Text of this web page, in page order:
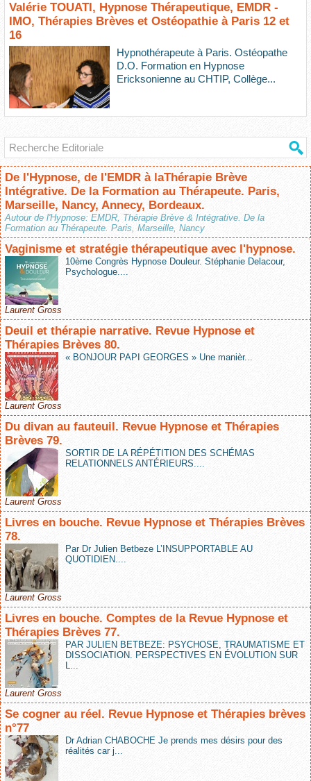
Valérie TOUATI, Hypnose Thérapeutique, EMDR -
IMO, Thérapies Brèves et Ostéopathie à Paris 12 et
16
Hypnothérapeute à Paris. Ostéopathe
D.O. Formation en Hypnose
Ericksonienne au CHTIP, Collège...
De l'Hypnose, de l'EMDR à laThérapie Brève
Intégrative. De la Formation au Thérapeute. Paris,
Marseille, Nancy, Annecy, Bordeaux.
Autour de l'Hypnose: EMDR, Thérapie Brève & Intégrative. De la
Formation au Thérapeute. Paris, Marseille, Nancy
Vaginisme et stratégie thérapeutique avec l'hypnose.
10ème Congrès Hypnose Douleur. Stéphanie Delacour,
Psychologue....
Laurent Gross
Deuil et thérapie narrative. Revue Hypnose et
Thérapies Brèves 80.
« BONJOUR PAPI GEORGES » Une manièr...
Laurent Gross
Du divan au fauteuil. Revue Hypnose et Thérapies
Brèves 79.
SORTIR DE LA RÉPÉTITION DES SCHÉMAS
RELATIONNELS ANTÉRIEURS....
Laurent Gross
Livres en bouche. Revue Hypnose et Thérapies Brèves
78.
Par Dr Julien Betbeze L’INSUPPORTABLE AU
QUOTIDIEN....
Laurent Gross
Livres en bouche. Comptes de la Revue Hypnose et
Thérapies Brèves 77.
PAR JULIEN BETBEZE: PSYCHOSE, TRAUMATISME ET
DISSOCIATION. PERSPECTIVES EN ÉVOLUTION SUR
L...
Laurent Gross
Se cogner au réel. Revue Hypnose et Thérapies brèves
n°77
Dr Adrian CHABOCHE Je prends mes désirs pour des
réalités car j...